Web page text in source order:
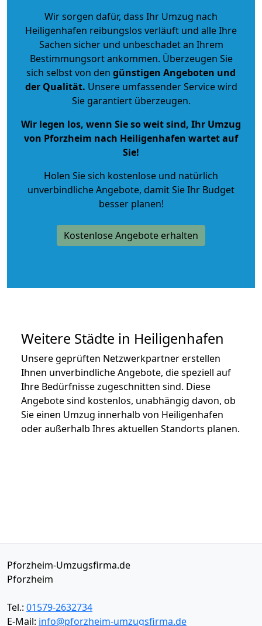
Wir sorgen dafür, dass Ihr Umzug nach
Heiligenhafen reibungslos verläuft und alle Ihre
Sachen sicher und unbeschadet an Ihrem
Bestimmungsort ankommen. Überzeugen Sie
sich selbst von den günstigen Angeboten und
der Qualität. Unsere umfassender Service wird
Sie garantiert überzeugen.
Wir legen los, wenn Sie so weit sind, Ihr Umzug
von Pforzheim nach Heiligenhafen wartet auf
Sie!
Holen Sie sich kostenlose und natürlich
unverbindliche Angebote, damit Sie Ihr Budget
besser planen!
Kostenlose Angebote erhalten
Weitere Städte in Heiligenhafen
Unsere geprüften Netzwerkpartner erstellen
Ihnen unverbindliche Angebote, die speziell auf
Ihre Bedürfnisse zugeschnitten sind. Diese
Angebote sind kostenlos, unabhängig davon, ob
Sie einen Umzug innerhalb von Heiligenhafen
oder außerhalb Ihres aktuellen Standorts planen.
Pforzheim-Umzugsfirma.de
Pforzheim
Tel.: 01579-2632734
E-Mail: info@pforzheim-umzugsfirma.de